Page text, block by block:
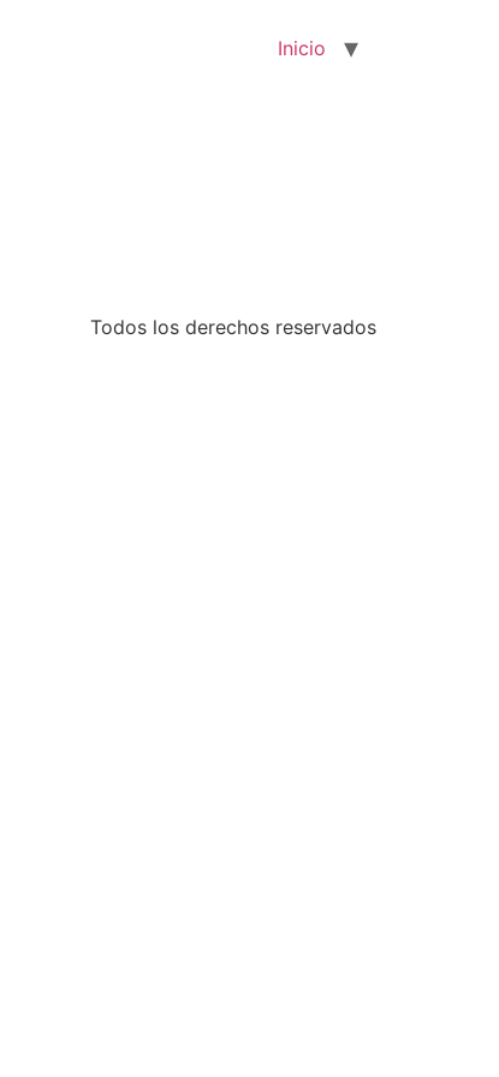
Inicio
Todos los derechos reservados